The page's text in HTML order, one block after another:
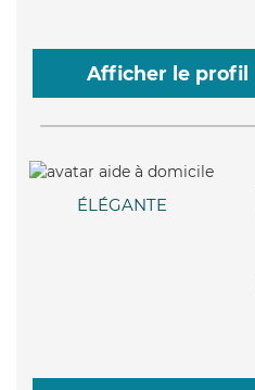
Afficher le profil
ÉLÉGANTE